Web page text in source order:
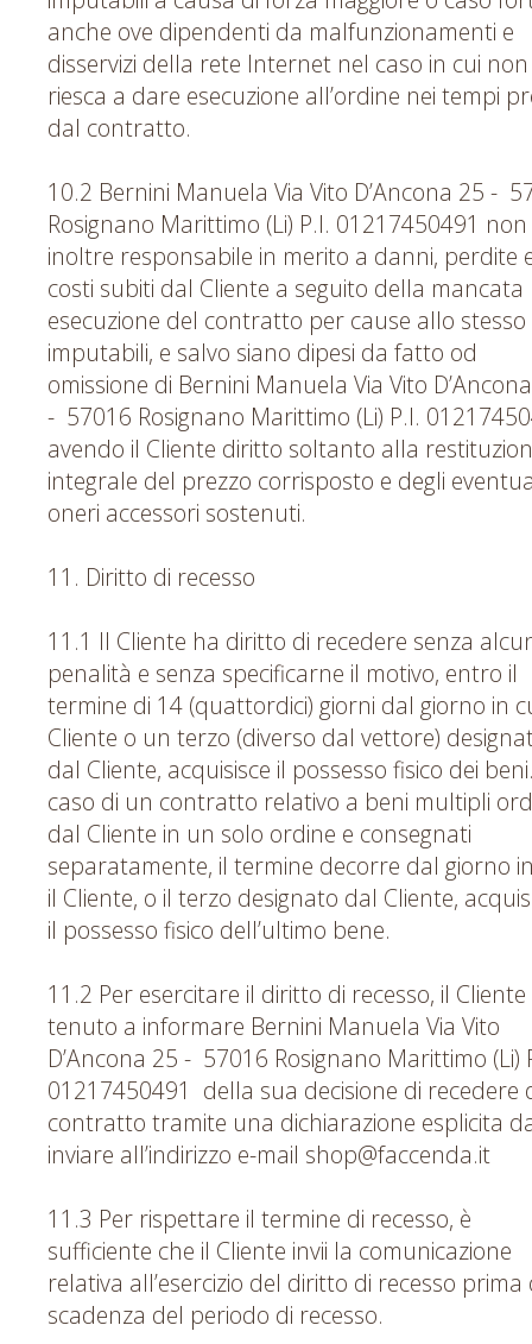
anche ove dipendenti da malfunzionamenti e
disservizi della rete Internet nel caso in cui non
riesca a dare esecuzione all’ordine nei tempi
dal contratto.
10.2 Bernini Manuela Via Vito D’Ancona 25 -
Rosignano Marittimo (Li) P.I. 01217450491
inoltre responsabile in merito a danni, perdite
costi subiti dal Cliente a seguito della mancata
esecuzione del contratto per cause allo
imputabili, e salvo siano dipesi da fatto od
omissione di Bernini Manuela Via Vito
- 57016 Rosignano Marittimo (Li) P.I.
avendo il Cliente diritto soltanto alla
integrale del prezzo corrisposto e degli
oneri accessori sostenuti.
11. Diritto di recesso
11.1 Il Cliente ha diritto di recedere senza
penalità e senza specificarne il motivo, entro il
termine di 14 (quattordici) giorni dal giorno in
Cliente o un terzo (diverso dal vettore)
dal Cliente, acquisisce il possesso fisico dei
caso di un contratto relativo a beni multipli
dal Cliente in un solo ordine e consegnati
separatamente, il termine decorre dal giorno
il Cliente, o il terzo designato dal Cliente,
il possesso fisico dell’ultimo bene.
11.2 Per esercitare il diritto di recesso, il Cliente
tenuto a informare Bernini Manuela Via Vito
D’Ancona 25 - 57016 Rosignano Marittimo (Li)
01217450491 della sua decisione di recedere
contratto tramite una dichiarazione esplicita
inviare all’indirizzo e-mail shop@faccenda.it
11.3 Per rispettare il termine di recesso, è
sufficiente che il Cliente invii la comunicazione
relativa all’esercizio del diritto di recesso prima
scadenza del periodo di recesso.